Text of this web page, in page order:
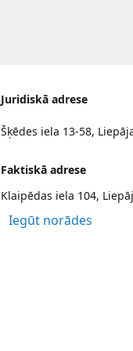
Juridiskā adrese
Šķēdes iela 13-58,
Faktiskā adrese
Klaipēdas iela 104,
Iegūt norādes